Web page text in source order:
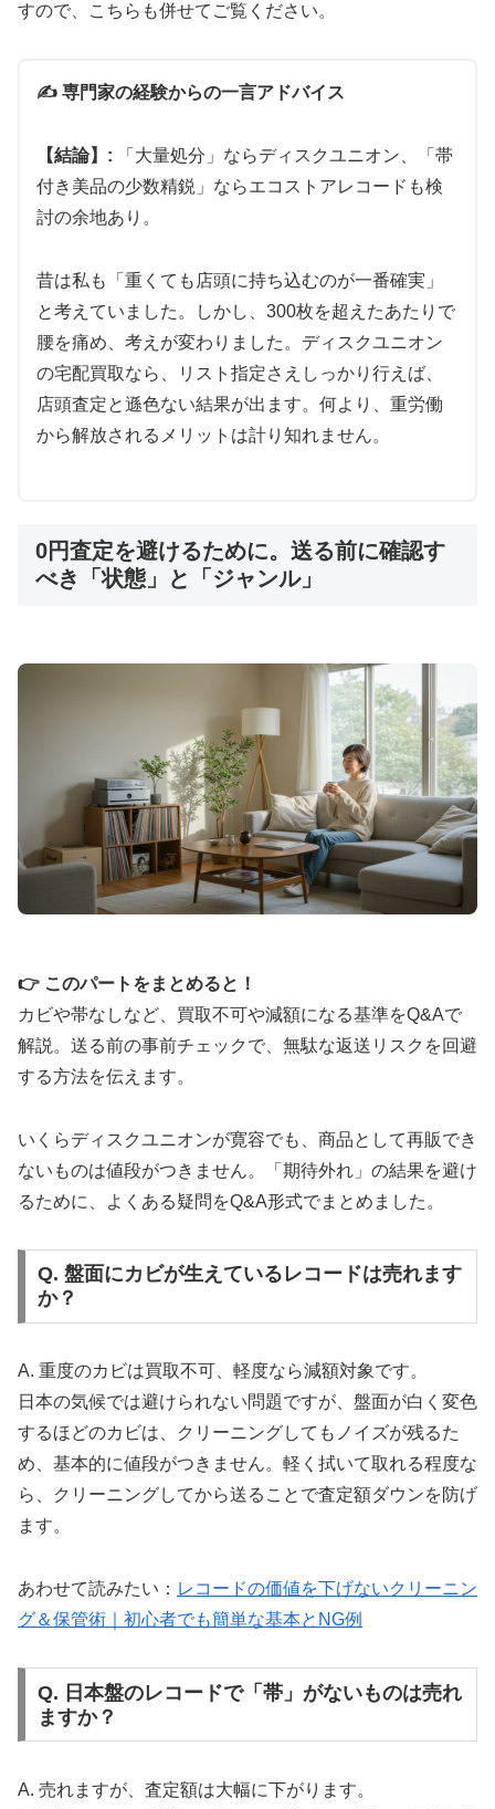
すので、こちらも併せてご覧ください。
✍️ 専門家の経験からの一言アドバイス
【結論】: 「大量処分」ならディスクユニオン、「帯
付き美品の少数精鋭」ならエコストアレコードも検
討の余地あり。
昔は私も「重くても店頭に持ち込むのが一番確実」
と考えていました。しかし、300枚を超えたあたりで
腰を痛め、考えが変わりました。ディスクユニオン
の宅配買取なら、リスト指定さえしっかり行えば、
店頭査定と遜色ない結果が出ます。何より、重労働
から解放されるメリットは計り知れません。
0円査定を避けるために。送る前に確認す
べき「状態」と「ジャンル」
👉 このパートをまとめると！
カビや帯なしなど、買取不可や減額になる基準をQ&Aで
解説。送る前の事前チェックで、無駄な返送リスクを回避
する方法を伝えます。
いくらディスクユニオンが寛容でも、商品として再販でき
ないものは値段がつきません。「期待外れ」の結果を避け
るために、よくある疑問をQ&A形式でまとめました。
Q. 盤面にカビが生えているレコードは売れます
か？
A. 重度のカビは買取不可、軽度なら減額対象です。
日本の気候では避けられない問題ですが、盤面が白く変色
するほどのカビは、クリーニングしてもノイズが残るた
め、基本的に値段がつきません。軽く拭いて取れる程度な
ら、クリーニングしてから送ることで査定額ダウンを防げ
ます。
あわせて読みたい： レコードの価値を下げないクリーニン
グ＆保管術｜初心者でも簡単な基本とNG例
Q. 日本盤のレコードで「帯」がないものは売れ
ますか？
A. 売れますが、査定額は大幅に下がります。